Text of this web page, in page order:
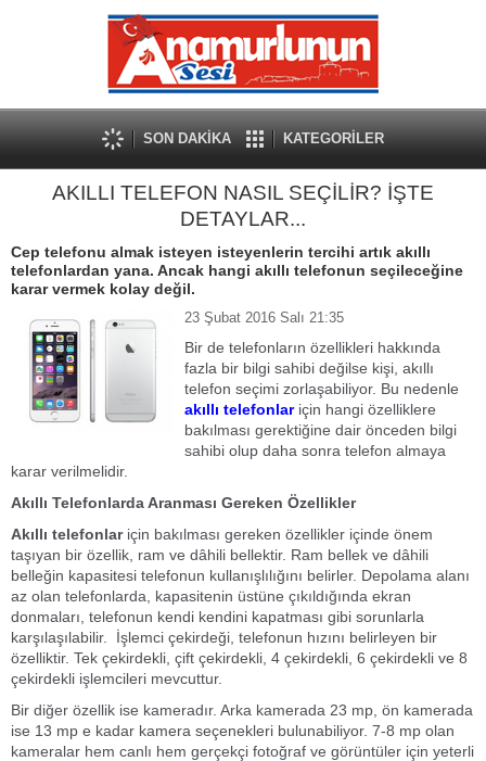
SON DAKİKA KATEGORİLER
AKILLI TELEFON NASIL SEÇİLİR? İŞTE
DETAYLAR...
Cep telefonu almak isteyen isteyenlerin tercihi artık akıllı
telefonlardan yana. Ancak hangi akıllı telefonun seçileceğine
karar vermek kolay değil.
23 Şubat 2016 Salı 21:35
Bir de telefonların özellikleri hakkında
fazla bir bilgi sahibi değilse kişi, akıllı
telefon seçimi zorlaşabiliyor. Bu nedenle
akıllı telefonlariçin hangi özelliklere
bakılması gerektiğine dair önceden bilgi
sahibi olup daha sonra telefon almaya
karar verilmelidir.
Akıllı Telefonlarda Aranması Gereken Özellikler
Akıllı telefonlariçin bakılması gereken özellikler içinde önem
taşıyan bir özellik, ram ve dâhili bellektir. Ram bellek ve dâhili
belleğin kapasitesi telefonun kullanışlılığını belirler. Depolama alanı
az olan telefonlarda, kapasitenin üstüne çıkıldığında ekran
donmaları, telefonun kendi kendini kapatması gibi sorunlarla
karşılaşılabilir. İşlemci çekirdeği, telefonun hızını belirleyen bir
özelliktir. Tek çekirdekli, çift çekirdekli, 4 çekirdekli, 6 çekirdekli ve 8
çekirdekli işlemcileri mevcuttur.
Bir diğer özellik ise kameradır. Arka kamerada 23 mp, ön kamerada
ise 13 mp e kadar kamera seçenekleri bulunabiliyor. 7-8 mp olan
kameralar hem canlı hem gerçekçi fotoğraf ve görüntüler için yeterli